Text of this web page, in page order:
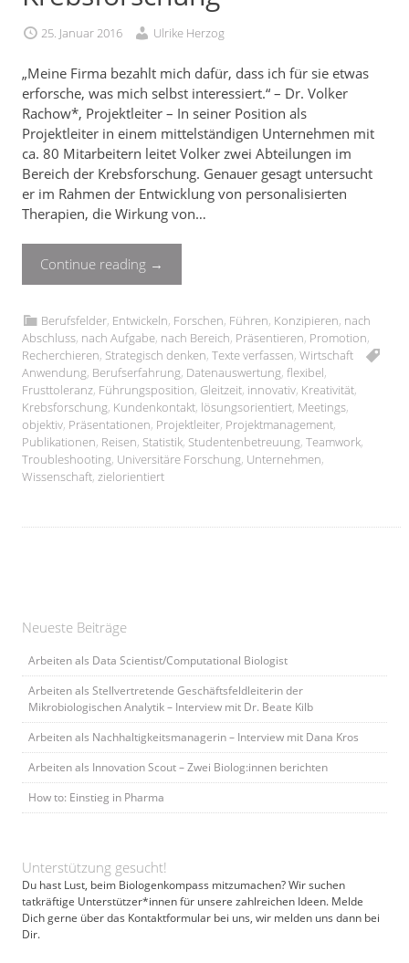
25. Januar 2016 Ulrike Herzog
„Meine Firma bezahlt mich dafür, dass ich für sie etwas
erforsche, was mich selbst interessiert.“ – Dr. Volker
Rachow*, Projektleiter – In seiner Position als
Projektleiter in einem mittelständigen Unternehmen mit
ca. 80 Mitarbeitern leitet Volker zwei Abteilungen im
Bereich der Krebsforschung. Genauer gesagt untersucht
er im Rahmen der Entwicklung von personalisierten
Therapien, die Wirkung von…
Continue reading →
Berufsfelder, Entwickeln, Forschen, Führen, Konzipieren, nach
Abschluss, nach Aufgabe, nach Bereich, Präsentieren, Promotion,
Recherchieren, Strategisch denken,Texte verfassen,Wirtschaft
Anwendung, Berufserfahrung, Datenauswertung,flexibel,
Frusttoleranz, Führungsposition, Gleitzeit, innovativ, Kreativität,
Krebsforschung, Kundenkontakt, lösungsorientiert, Meetings,
objektiv, Präsentationen, Projektleiter, Projektmanagement,
Publikationen, Reisen, Statistik, Studentenbetreuung,Teamwork,
Troubleshooting, Universitäre Forschung, Unternehmen,
Wissenschaft,zielorientiert
Neueste Beiträge
Arbeiten als Data Scientist/Computational Biologist
Arbeiten als Stellvertretende Geschäftsfeldleiterin der
Mikrobiologischen Analytik – Interview mit Dr. Beate Kilb
Arbeiten als Nachhaltigkeitsmanagerin – Interview mit Dana Kros
Arbeiten als Innovation Scout – Zwei Biolog:innen berichten
How to: Einstieg in Pharma
Unterstützung gesucht!
Du hast Lust, beim Biologenkompass mitzumachen? Wir suchen
tatkräftige Unterstützer*innen für unsere zahlreichen Ideen. Melde
Dich gerne über das Kontaktformular bei uns, wir melden uns dann bei
Dir.